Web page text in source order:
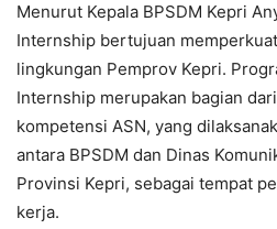
Menurut Kepala BPSDM Kepri
Internship bertujuan
lingkungan Pemprov Kepri.
Internship merupakan bagian
kompetensi ASN, yang
antara BPSDM dan Dinas
Provinsi Kepri, sebagai tempat
kerja.